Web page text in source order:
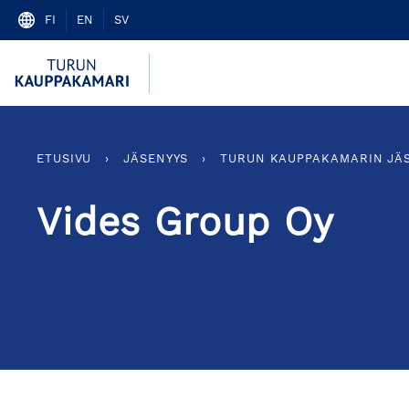
Skip
FI EN SV
ETUSIVU › JÄSENYYS › TURUN KAUPPAKAMARIN
Vides Group Oy